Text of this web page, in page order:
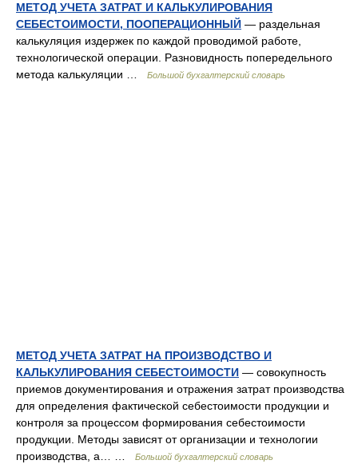
МЕТОД УЧЕТА ЗАТРАТ И КАЛЬКУЛИРОВАНИЯ
СЕБЕСТОИМОСТИ, ПООПЕРАЦИОННЫЙ — раздельная
калькуляция издержек по каждой проводимой работе,
технологической операции. Разновидность попередельного
метода калькуляции …
Большой бухгалтерский словарь
МЕТОД УЧЕТА ЗАТРАТ НА ПРОИЗВОДСТВО И
КАЛЬКУЛИРОВАНИЯ СЕБЕСТОИМОСТИ — совокупность
приемов документирования и отражения затрат производства
для определения фактической себестоимости продукции и
контроля за процессом формирования себестоимости
продукции. Методы зависят от организации и технологии
производства, а… …
Большой бухгалтерский словарь